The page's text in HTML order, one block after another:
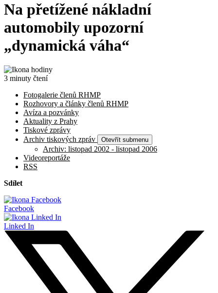
Na přetížené nákladní
automobily upozorní
„dynamická váha“
3 minuty čtení
Fotogalerie členů RHMP
Rozhovory a články členů RHMP
Avíza a pozvánky
Aktuality z Prahy
Tiskové zprávy
Archiv tiskových zpráv
Otevřít submenu
Archiv: listopad 2002 - listopad 2006
Videoreportáže
RSS
Sdílet
Facebook
Linked In